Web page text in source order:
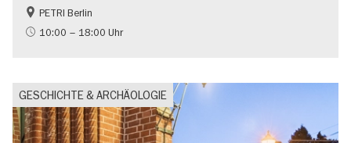
NS-Geschichte
PETRI Berlin
10:00 – 18:00 Uhr
GESCHICHTE & ARCHÄOLOGIE